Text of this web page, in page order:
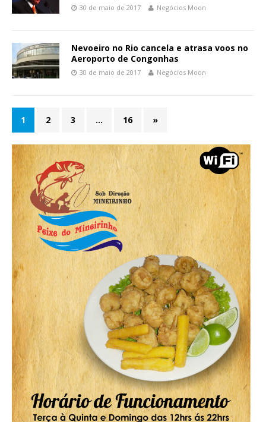
30 de maio de 2017 Negócios Moon
Nevoeiro no Rio cancela e atrasa voos no
Aeroporto de Congonhas
30 de maio de 2017 Negócios Moon
1 2 3 … 16 »